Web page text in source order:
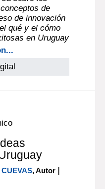
, Autor|
: Laboratorio
(LATU)
sobre los
de
qué y el cómo